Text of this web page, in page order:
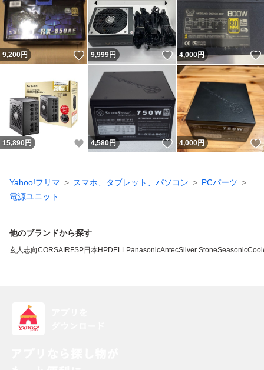
9,200円 いいね！
9,999円 いいね！
4,000円
15,890 円 いいね！
4,580円 いいね！
4,000円
Yahoo!フリマ スマホ、タブレット、パソコン
PCパーツ
電源ユニット
他のブランドから探す
玄人志向CORSAIR FSP日本HPDELLPanasonicAntecSilver StoneSeasonic